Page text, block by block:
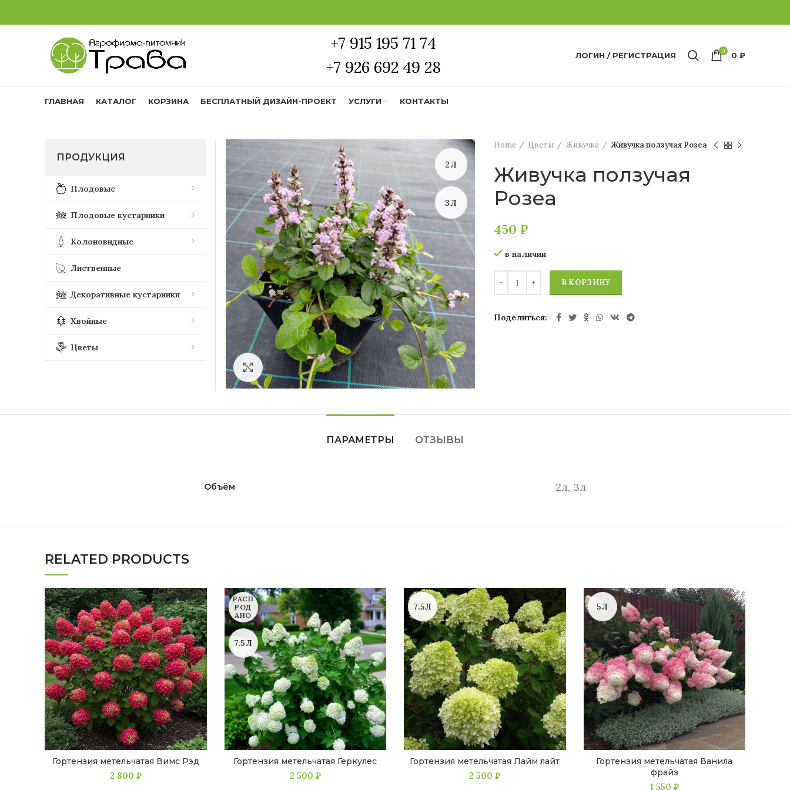
+7 915 195 71 74
+7 926 692 49 28
ЛОГИН / РЕГИСТРАЦИЯ 0 0 ₽
ГЛАВНАЯ КАТАЛОГ КОРЗИНА БЕСПЛАТНЫЙ ДИЗАЙН-ПРОЕКТ УСЛУГИ КОНТАКТЫ
2Л
3Л
Увеличить
Home Цветы Живучка Живучка ползучая Розеа
Живучка ползучая
Розеа
450 ₽
в наличии
В КОРЗИНУ
Поделиться
ПРОДУКЦИЯ
Плодовые
Плодовые кустарники
Колоновидные
Лиственные
Декоративные кустарники
Хвойные
Цветы
ПАРАМЕТРЫ ОТЗЫВЫ
Объём 2л, 3л
RELATED PRODUCTS
Гортензия метельчатая Вимс Рэд
2 800 ₽
РАСП
РОД
АНО
7.5Л
Гортензия метельчатая Геркулес
2 500 ₽
7.5Л
Гортензия метельчатая Лайм лайт
2 500₽
5Л
Гортензия метельчатая Ванила
фрайз
1 550 ₽